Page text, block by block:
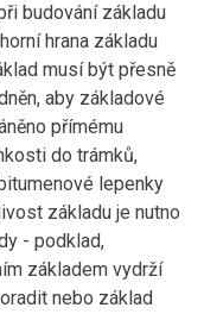
budování základu
hrana základu
musí být přesně
aby základové
přímému
do trámků,
lepenky
základu je nutno
- podklad,
základem vydrží
nebo základ